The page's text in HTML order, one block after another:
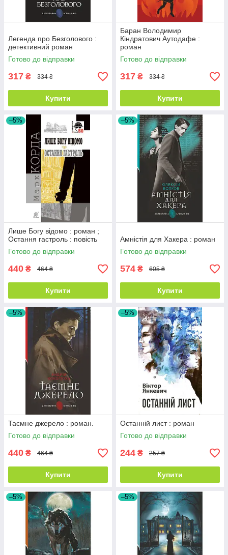
Легенда про Безголового :
детективний роман
Готово до відправки
317 ₴ 334 ₴
Купити
Баран Володимир
Кіндратович Аутодафе :
роман
Готово до відправки
317 ₴ 334 ₴
Купити
–5%
Лише Богу відомо : роман ;
Остання гастроль : повість
Готово до відправки
440 ₴ 464 ₴
Купити
–5%
Амністія для Хакера : роман
Готово до відправки
574 ₴ 605 ₴
Купити
–5%
Таємне джерело : роман.
Готово до відправки
440 ₴ 464 ₴
Купити
–5%
Останній лист : роман
Готово до відправки
244 ₴ 257 ₴
Купити
–5% –5%